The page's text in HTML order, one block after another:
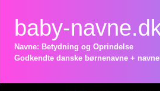
baby-
Navne: Betydning og Oprindelse
Godkendte danske børnenavne +